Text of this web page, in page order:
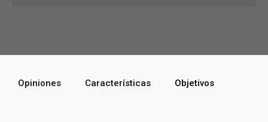
Opiniones Características Objetivos